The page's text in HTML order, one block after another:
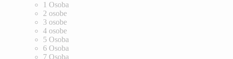
1 Osoba
2 osobe
3 osobe
4 osobe
5 Osoba
6 Osoba
7 Osoba